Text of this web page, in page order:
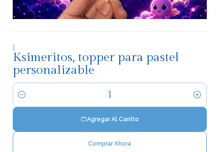
|
Ksimeritos, topper para pastel
personalizable
Cantidad
Agregar Al Carrito
Comprar Ahora